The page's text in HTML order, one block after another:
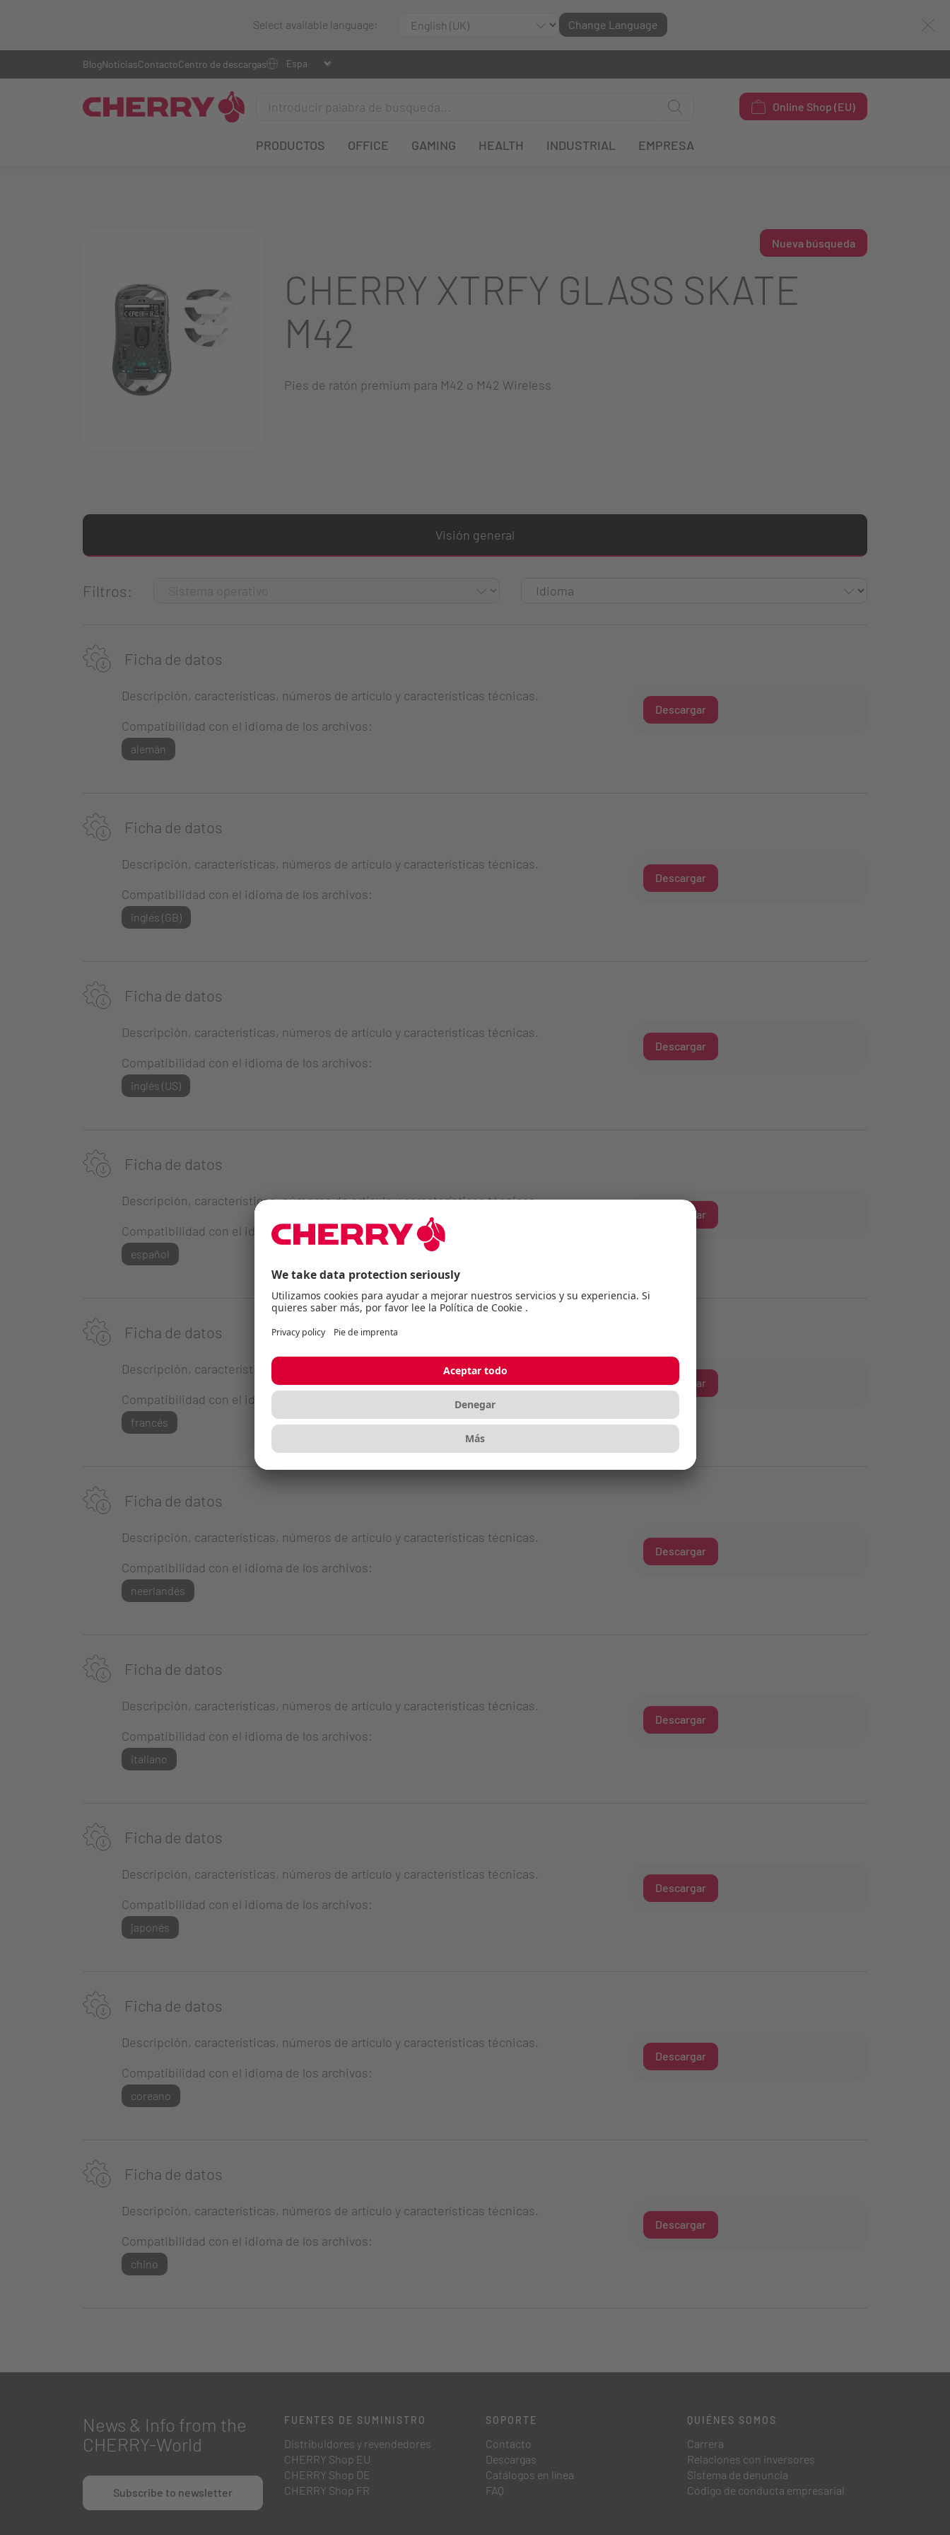
Select available language: Change Language
Online Shop (EU)
PRODUCTOS OFFICE GAMING HEALTH INDUSTRIAL EMPRESA
BlogNoticiasContactoCentro de descargas
Nueva búsqueda
CHERRY XTRFY GLASS SKATE
M42
Pies de ratón premium para M42 o M42 Wireless
Visión general
Filtros:
Ficha de datos
Descripción, características, números de artículo y características técnicas.
Compatibilidad con el idioma de los archivos:
alemán
Descargar
Ficha de datos
Descripción, características, números de artículo y características técnicas.
Compatibilidad con el idioma de los archivos:
inglés (GB)
Descargar
Ficha de datos
Descripción, características, números de artículo y características técnicas.
Compatibilidad con el idioma de los archivos:
inglés (US)
Descargar
Ficha de datos
Descripción, características, números de artículo y características técnicas.
Compatibilidad con el idioma de los archivos:
español
Descargar
Ficha de datos
Descripción, características, números de artículo y características técnicas.
Compatibilidad con el idioma de los archivos:
francés
Descargar
Ficha de datos
Descripción, características, números de artículo y características técnicas.
Compatibilidad con el idioma de los archivos:
neerlandés
Descargar
Ficha de datos
Descripción, características, números de artículo y características técnicas.
Compatibilidad con el idioma de los archivos:
italiano
Descargar
Ficha de datos
Descripción, características, números de artículo y características técnicas.
Compatibilidad con el idioma de los archivos:
japonés
Descargar
Ficha de datos
Descripción, características, números de artículo y características técnicas.
Compatibilidad con el idioma de los archivos:
coreano
Descargar
Ficha de datos
Descripción, características, números de artículo y características técnicas.
Compatibilidad con el idioma de los archivos:
chino
Descargar
News & Info from the
CHERRY-World
Subscribe to newsletter
FUENTES DE SUMINISTRO
Distribuidores y revendedores
CHERRY Shop EU
CHERRY Shop DE
CHERRY Shop FR
SOPORTE
Contacto
Descargas
Catálogos en línea
FAQ
QUIÉNES SOMOS
Carrera
Relaciones con inversores
Sistema de denuncia
Código de conducta empresarial